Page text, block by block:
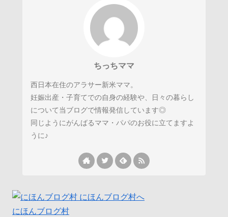
ちっちママ
西日本在住のアラサー新米ママ。
妊娠出産・子育てでの自身の経験や、日々の暮らし
について当ブログで情報発信しています◎
同じようにがんばるママ・パパのお役に立てますよ
うに♪
にほんブログ村